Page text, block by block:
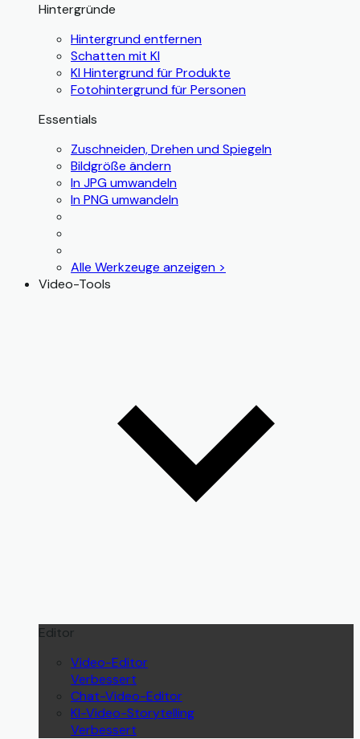
Hintergründe
Hintergrund entfernen
Schatten mit KI
KI Hintergrund für Produkte
Fotohintergrund für Personen
Essentials
Zuschneiden, Drehen und Spiegeln
Bildgröße ändern
In JPG umwandeln
In PNG umwandeln
Alle Werkzeuge anzeigen >
Video-Tools
Editor
Video-Editor
Verbessert
Chat-Video-Editor
KI-Video-Storytelling
Verbessert